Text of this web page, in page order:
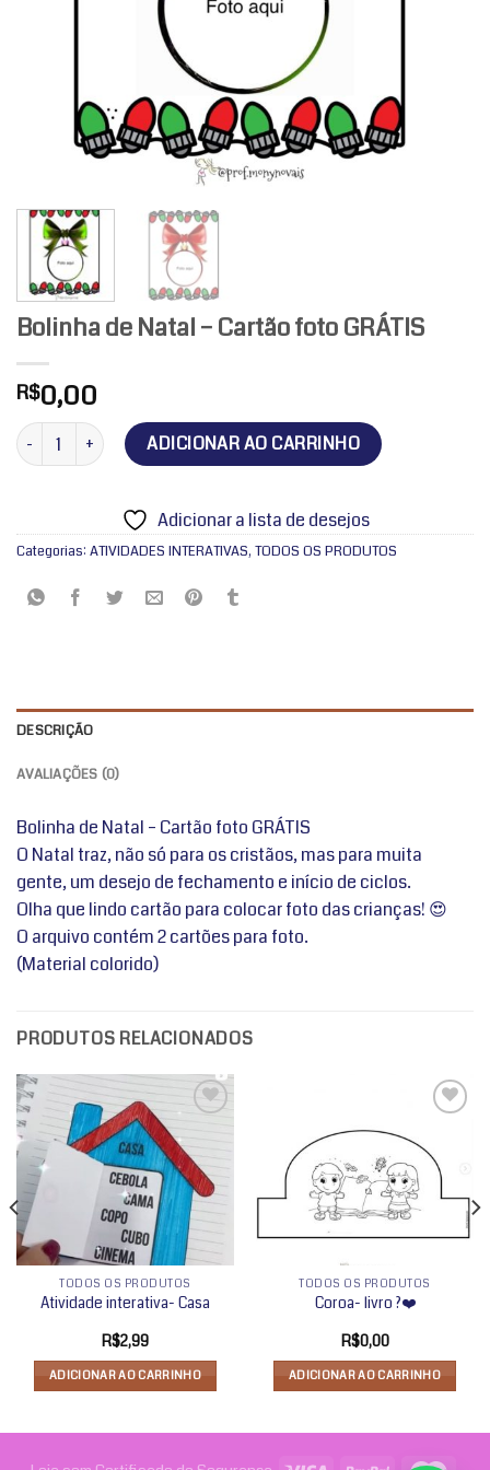
Bolinha de Natal – Cartão foto GRÁTIS
R$0,00
Bolinha de Natal - Cartão foto GRÁTIS quantidade
ADICIONAR AO CARRINHO
Adicionar a lista de desejos
Categorias: ATIVIDADES INTERATIVAS, TODOS OS PRODUTOS
DESCRIÇÃO
AVALIAÇÕES (0)
Bolinha de Natal – Cartão foto GRÁTIS
O Natal traz, não só para os cristãos, mas para muita
gente, um desejo de fechamento e início de ciclos.
Olha que lindo cartão para colocar foto das crianças! 😍
O arquivo contém 2 cartões para foto.
(Material colorido)
PRODUTOS RELACIONADOS
Adicionar
a lista de
desejos
TODOS OS PRODUTOS
Atividade interativa- Casa
R$2,99
ADICIONAR AO CARRINHO
Adicionar
a lista de
desejos
TODOS OS PRODUTOS
Coroa- livro ?❤️
R$0,00
ADICIONAR AO CARRINHO